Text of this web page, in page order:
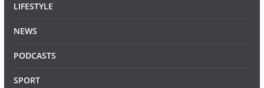
LIFESTYLE
NEWS
PODCASTS
SPORT